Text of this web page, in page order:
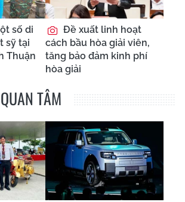
số di
sỹ tại
Thuận
Đề xuất linh hoạt
cách bầu hòa giải viên,
tăng bảo đảm kinh phí
hòa giải
TÂM